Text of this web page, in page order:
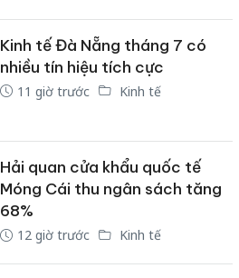
Kinh tế Đà Nẵng tháng 7 có
nhiều tín hiệu tích cực
11 giờ trước Kinh tế
Hải quan cửa khẩu quốc tế
Móng Cái thu ngân sách tăng
68%
12 giờ trước Kinh tế